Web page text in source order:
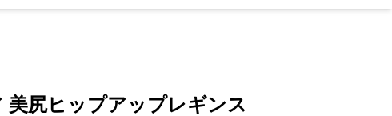
美尻ヒップアップレギンス